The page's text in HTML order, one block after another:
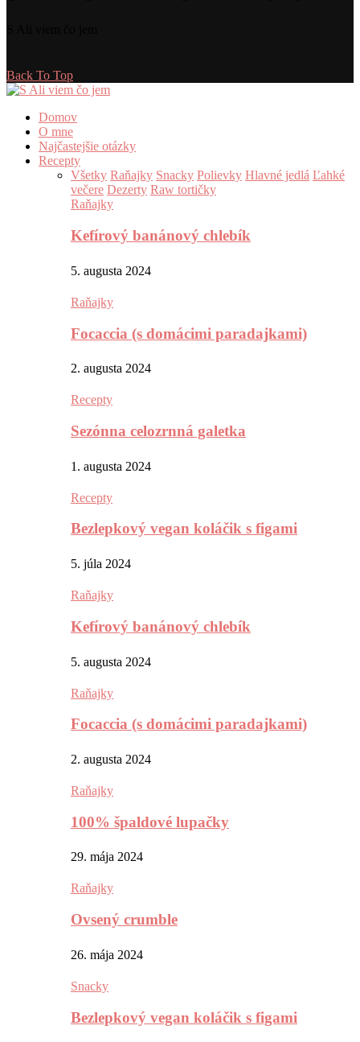
Back To Top
Domov
O mne
Najčastejšie otázky
Recepty
Všetky Raňajky Snacky Polievky Hlavné jedlá Ľahké
večere Dezerty Raw tortičky
Raňajky
Kefírový banánový chlebík
5. augusta 2024
Raňajky
Focaccia (s domácimi paradajkami)
2. augusta 2024
Recepty
Sezónna celozrnná galetka
1. augusta 2024
Recepty
Bezlepkový vegan koláčik s figami
5. júla 2024
Raňajky
Kefírový banánový chlebík
5. augusta 2024
Raňajky
Focaccia (s domácimi paradajkami)
2. augusta 2024
Raňajky
100% špaldové lupačky
29. mája 2024
Raňajky
Ovsený crumble
26. mája 2024
Snacky
Bezlepkový vegan koláčik s figami